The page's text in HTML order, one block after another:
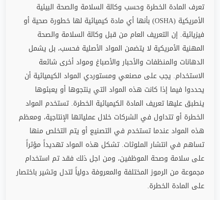
تعرف المادة الخطرة وحسب وكالة السلامة والصحة البيئية
الأمريكية (OSHA) بأنها أي مادة كيميائية لها خطورة صحية أو
فيزيائية. إن التعريف العام من قبل وكالة السلامة والصحة
المهنية الأمريكية لا يتضمن المواد الأصلية فحسب، بل يشمل
الدهانات والمنظفات والأحبار والأصباغ ومواد أخرى شائعة
الاستخدام. يجب على مصنعي ومستوردي المواد الكيميائية أن
يحددوا فيما إذا كانت هذه المواد التي ينتجوها أو يعبئوها
ينطبق عليها تعريف المادة الكيميائية الخطرة. تستخدم المواد
الخطرة أو تتداول في الشركات خلال عملياتها الإنتاجية، ومعظم
هذه المواد عندما تستخدم في التصنيع أو يتم التخلص منها
تساهم في انتشار الملوثات. تشكل هذه المواد تهديداً مؤثراً
على سلامة وصحة الموظفين، ومن اجل ذلك فقد تم استخدام
مجموعة من الرموز المختلفة والمعروفة دولياً لتدل وتشير باختصار
على المادة الخطرة.